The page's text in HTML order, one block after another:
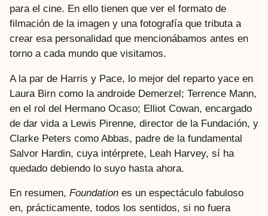
para el cine. En ello tienen que ver el formato de
filmación de la imagen y una fotografía que tributa a
crear esa personalidad que mencionábamos antes en
torno a cada mundo que visitamos.
A la par de Harris y Pace, lo mejor del reparto yace en
Laura Birn como la androide Demerzel; Terrence Mann,
en el rol del Hermano Ocaso; Elliot Cowan, encargado
de dar vida a Lewis Pirenne, director de la Fundación, y
Clarke Peters como Abbas, padre de la fundamental
Salvor Hardin, cuya intérprete, Leah Harvey, sí ha
quedado debiendo lo suyo hasta ahora.
En resumen, Foundation es un espectáculo fabuloso
en, prácticamente, todos los sentidos, si no fuera